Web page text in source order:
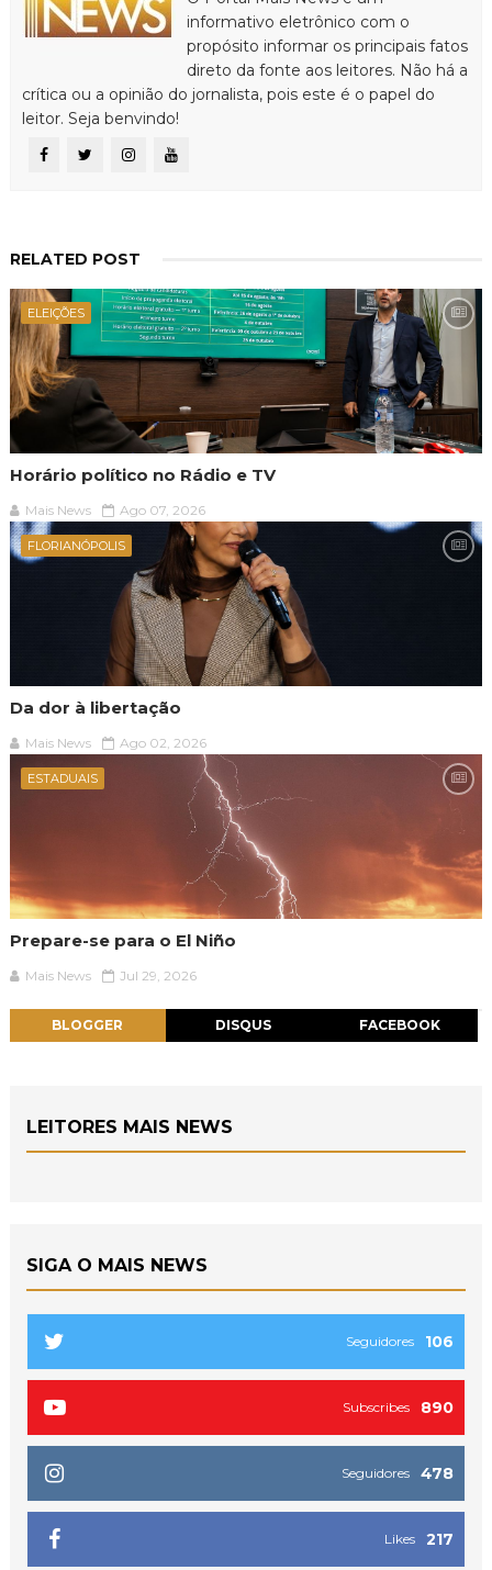
informativo eletrônico com o
propósito informar os principais fatos
direto da fonte aos leitores. Não há a
crítica ou a opinião do jornalista, pois este é o papel do
leitor. Seja benvindo!
RELATED POST
ELEIÇÕES
Horário político no Rádio e TV
Mais News Ago 07, 2026
FLORIANÓPOLIS
Da dor à libertação
Mais News Ago 02, 2026
ESTADUAIS
Prepare-se para o El Niño
Mais News Jul 29, 2026
BLOGGER DISQUS FACEBOOK
LEITORES MAIS NEWS
SIGA O MAIS NEWS
106
Seguidores
890
Subscribes
478
Seguidores
217
Likes